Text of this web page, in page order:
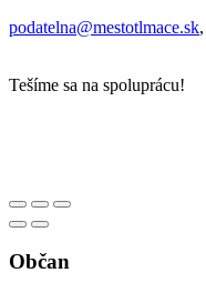
podatelna@mestotlmace.sk
Tešíme sa na spoluprácu!
Občan